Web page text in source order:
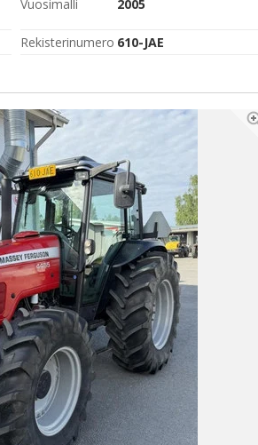
Vuosimalli 2005
Rekisterinumero 610-JAE